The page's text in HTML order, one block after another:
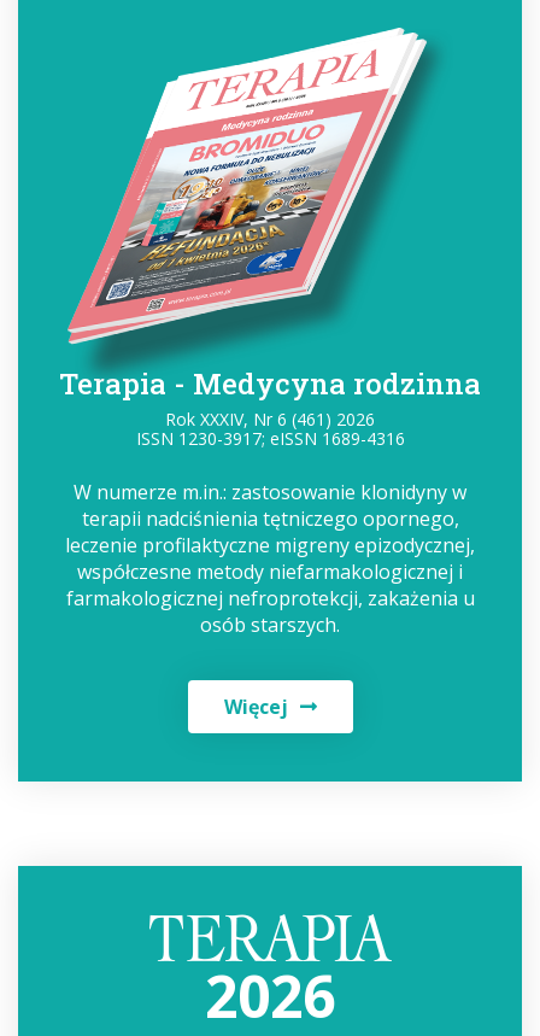
Terapia - Medycyna rodzinna
Rok XXXIV, Nr 6 (461) 2026
ISSN 1230-3917; eISSN 1689-4316
W numerze m.in.: zastosowanie klonidyny w
terapii nadciśnienia tętniczego opornego,
leczenie profilaktyczne migreny epizodycznej,
współczesne metody niefarmakologicznej i
farmakologicznej nefroprotekcji, zakażenia u
osób starszych.
Więcej
2026